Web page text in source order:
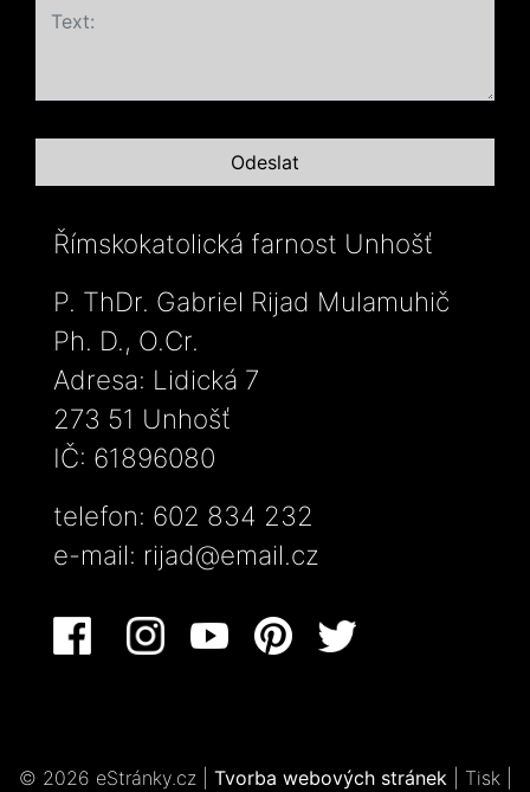
Římskokatolická farnost Unhošť
P. ThDr. Gabriel Rijad Mulamuhič
Ph. D., O.Cr.
Adresa: Lidická 7
273 51 Unhošť
IČ: 61896080
telefon: 602 834 232
e-mail: rijad@email.cz
© 2026 eStránky.cz Tvorba webových stránek Tisk|